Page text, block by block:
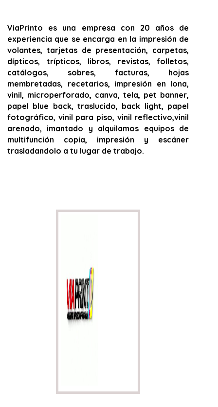
ViaPrinto es una empresa con 20 años de
experiencia que se encarga en la impresión de
volantes, tarjetas de presentación, carpetas,
dípticos, trípticos, libros, revistas, folletos,
catálogos, sobres, facturas, hojas
membretadas, recetarios, impresión en lona,
vinil, microperforado, canva, tela, pet banner,
papel blue back, traslucido, back light, papel
fotográfico, vinil para piso, vinil reflectivo,vinil
arenado, imantado y alquilamos equipos de
multifunción copia, impresión y escáner
trasladandolo a tu lugar de trabajo.